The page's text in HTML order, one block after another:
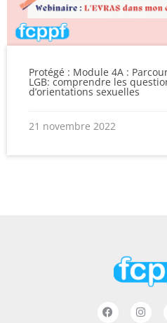
Protégé : Module 4A :
LGB: comprendre les
d’orientations sexuelles
21 novembre 2022